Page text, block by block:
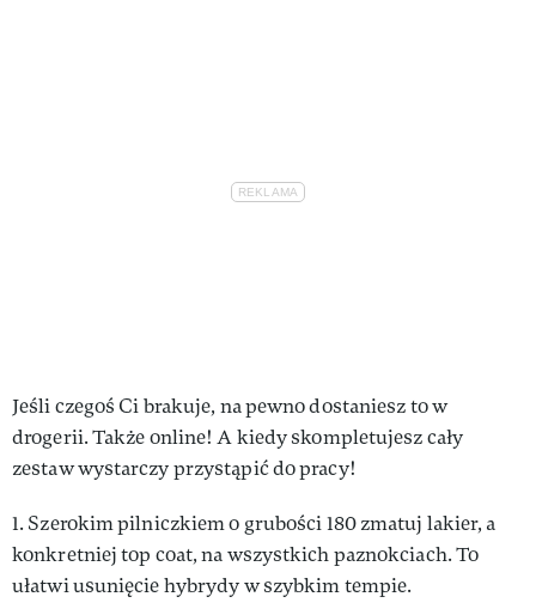
Jeśli czegoś Ci brakuje, na pewno dostaniesz to w
drogerii. Także online! A kiedy skompletujesz cały
zestaw wystarczy przystąpić do pracy!
1. Szerokim pilniczkiem o grubości 180 zmatuj lakier, a
konkretniej top coat, na wszystkich paznokciach. To
ułatwi usunięcie hybrydy w szybkim tempie.